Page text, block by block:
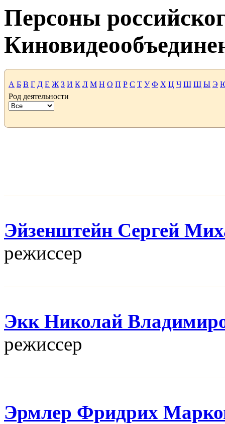
Персоны
А Б В Г Д Е Ж З И К Л М Н О П Р С Т У Ф Х Ц Ч Ш Щ Ы Э
Род деятельности
Эйзенштейн Сергей
режисcер
Экк Николай
режисcер
Эрмлер Фридрих